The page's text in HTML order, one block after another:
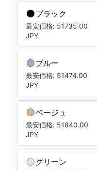
ブラック
最安価格: 51735.00
JPY
ブルー
最安価格: 51474.00
JPY
ベージュ
最安価格: 51840.00
JPY
グリーン